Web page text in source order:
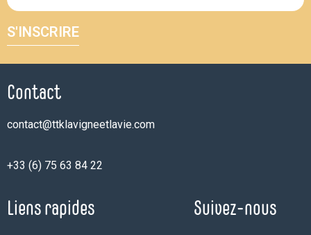
S'INSCRIRE
Contact
contact@ttklavigneetlavie.com
+33 (6) 75 63 84 22
Liens rapides Suivez-nous